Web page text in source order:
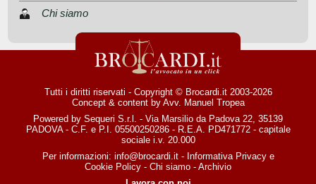
Chi siamo
Tutti i diritti riservati - Copyright © Brocardi.it 2003-2026
Concept & content by Avv. Manuel Tropea
Powered by Sequeri S.r.l. - Via Marsilio da Padova 22, 35139
PADOVA - C.F. e P.I. 05500250286 - R.E.A. PD471772 - capitale
sociale i.v. 20.000
Per informazioni: info@brocardi.it- Informativa Privacye
Cookie Policy - Chi siamo - Archivio